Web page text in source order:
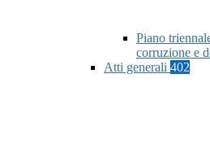
Piano
corruzione e
Atti generali 402